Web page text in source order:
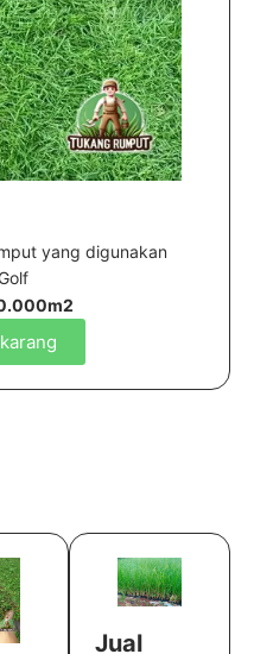
yang digunakan
Jual